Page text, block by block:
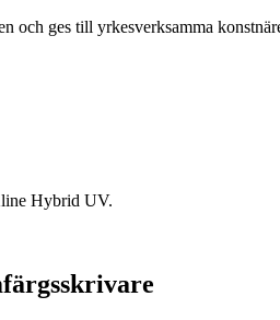
och ges till yrkesverksamma
Hybrid UV.